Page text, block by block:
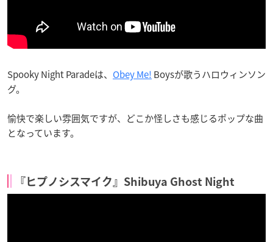
Spooky Night Paradeは、 Obey Me! Boysが歌うハロウィンソン
グ。
愉快で楽しい雰囲気ですが、どこか怪しさも感じるポップな曲
となっています。
『ヒプノシスマイク』Shibuya Ghost Night